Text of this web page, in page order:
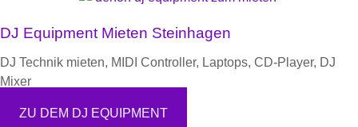
DJ Equipment Mieten Steinhagen
DJ Technik mieten, MIDI Controller, Laptops, CD-Player, DJ
Mixer
ZU DEM DJ EQUIPMENT